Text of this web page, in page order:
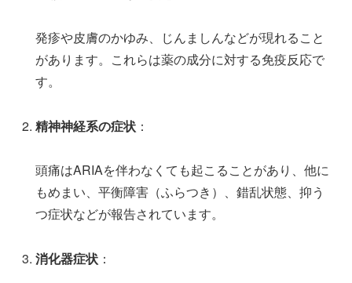
発疹や皮膚のかゆみ、じんましんなどが現れること
があります。これらは薬の成分に対する免疫反応で
す。
精神神経系の症状 ：
頭痛はARIAを伴わなくても起こることがあり、他に
もめまい、平衡障害（ふらつき）、錯乱状態、抑う
つ症状などが報告されています。
消化器症状 ：